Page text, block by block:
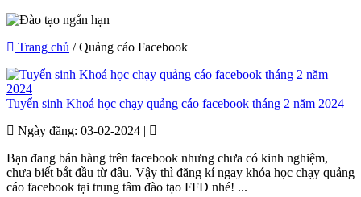
Trang chủ / Quảng cáo Facebook
Tuyển sinh Khoá học chạy quảng cáo facebook tháng 2 năm 2024
Ngày đăng: 03-02-2024 |
Bạn đang bán hàng trên facebook nhưng chưa có kinh nghiệm,
chưa biết bắt đầu từ đâu. Vậy thì đăng kí ngay khóa học chạy quảng
cáo facebook tại trung tâm đào tạo FFD nhé! ...